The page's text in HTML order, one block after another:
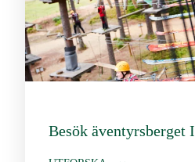
Besök äventyrsberget